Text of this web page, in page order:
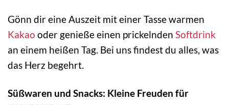
Gönn dir eine Auszeit mit einer Tasse warmen
Kakao oder genieße einen prickelnden Softdrink
an einem heißen Tag. Bei uns findest du alles, was
das Herz begehrt.
Süßwaren und Snacks: Kleine Freuden für